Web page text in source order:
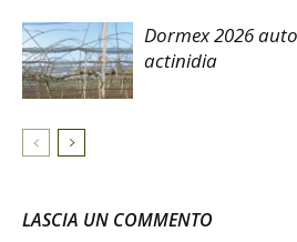
Dormex 2026
actinidia
LASCIA UN COMMENTO